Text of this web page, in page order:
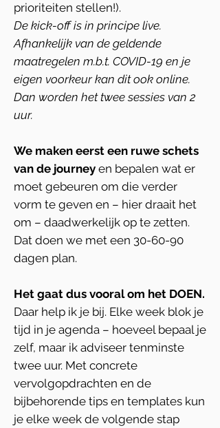
prioriteiten stellen!).
De kick-off is in principe live.
Afhankelijk van de geldende
maatregelen m.b.t. COVID-19 en je
eigen voorkeur kan dit ook online.
Dan worden het twee sessies van 2
uur.
We maken eerst een ruwe schets
van de journey en bepalen wat er
moet gebeuren om die verder
vorm te geven en – hier draait het
om – daadwerkelijk op te zetten.
Dat doen we met een 30-60-90
dagen plan.
Het gaat dus vooral om het DOEN.
Daar help ik je bij. Elke week blok je
tijd in je agenda – hoeveel bepaal je
zelf, maar ik adviseer tenminste
twee uur. Met concrete
vervolgopdrachten en de
bijbehorende tips en templates kun
je elke week de volgende stap